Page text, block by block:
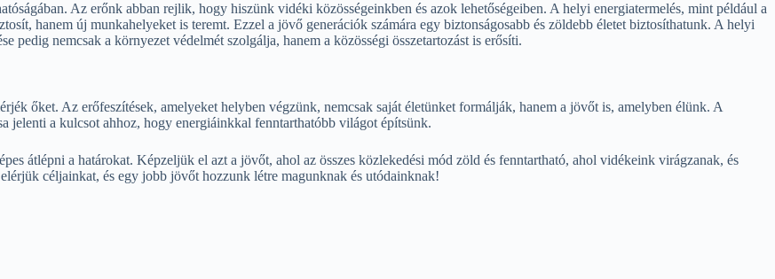
Az erőnk abban rejlik, hogy hiszünk vidéki közösségeinkben és azok lehetőségeiben. A helyi energiatermelés, mint például a
hanem új munkahelyeket is teremt. Ezzel a jövő generációk számára egy biztonságosabb és zöldebb életet biztosíthatunk. A helyi
pedig nemcsak a környezet védelmét szolgálja, hanem a közösségi összetartozást is erősíti.
őket. Az erőfeszítések, amelyeket helyben végzünk, nemcsak saját életünket formálják, hanem a jövőt is, amelyben élünk. A
jelenti a kulcsot ahhoz, hogy energiáinkkal fenntarthatóbb világot építsünk.
átlépni a határokat. Képzeljük el azt a jövőt, ahol az összes közlekedési mód zöld és fenntartható, ahol vidékeink virágzanak, és
céljainkat, és egy jobb jövőt hozzunk létre magunknak és utódainknak!